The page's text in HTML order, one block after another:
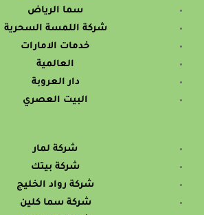
سما الرياض
شركة اللمسة السحرية
خدمات الامارات
العالمية
دار العروبة
البيت العصري
شركة لمار
شركة بيتك
شركة رواد الخليج
شركة سما كلين